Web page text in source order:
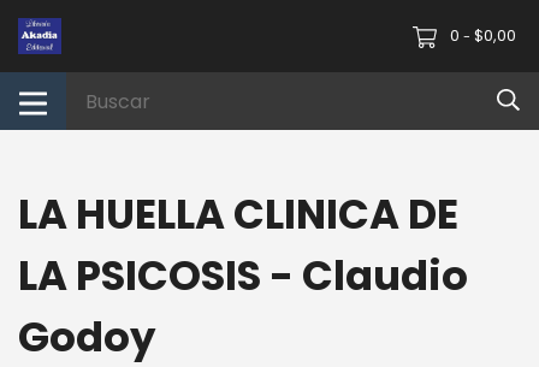
0 - $0,00
LA HUELLA CLINICA DE
LA PSICOSIS - Claudio
Godoy